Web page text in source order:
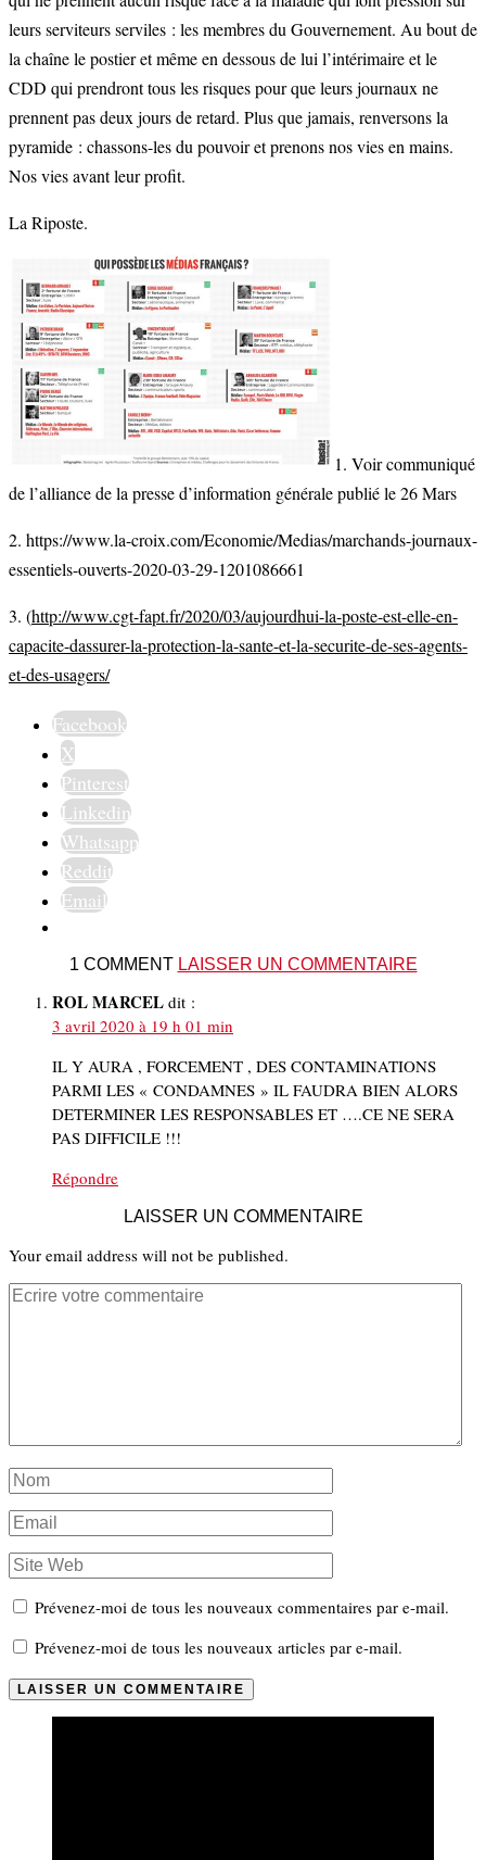
leurs serviteurs serviles : les membres du Gouvernement. Au bout de
la chaîne le postier et même en dessous de lui l’intérimaire et le
CDD qui prendront tous les risques pour que leurs journaux ne
prennent pas deux jours de retard. Plus que jamais, renversons la
pyramide : chassons-les du pouvoir et prenons nos vies en mains.
Nos vies avant leur profit.
La Riposte.
1. Voir communiqué
de l’alliance de la presse d’information générale publié le 26 Mars
2. https://www.la-croix.com/Economie/Medias/marchands-journaux-
essentiels-ouverts-2020-03-29-1201086661
3. (http://www.cgt-fapt.fr/2020/03/aujourdhui-la-poste-est-elle-en-
capacite-dassurer-la-protection-la-sante-et-la-securite-de-ses-agents-
et-des-usagers/
Facebook
X
Pinterest
Linkedin
Whatsapp
Reddit
Email
1 COMMENT LAISSER UN COMMENTAIRE
ROL MARCEL dit :
3 avril 2020 à 19 h 01 min
IL Y AURA , FORCEMENT , DES CONTAMINATIONS
PARMI LES « CONDAMNES » IL FAUDRA BIEN ALORS
DETERMINER LES RESPONSABLES ET ….CE NE SERA
PAS DIFFICILE !!!
Répondre
LAISSER UN COMMENTAIRE
Your email address will not be published.
Prévenez-moi de tous les nouveaux commentaires par e-mail.
Prévenez-moi de tous les nouveaux articles par e-mail.